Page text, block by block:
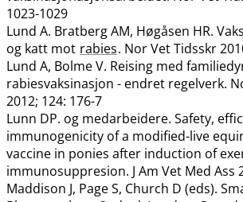
1023-1029
Lund A. Bratberg AM, Høgåsen HR.
og katt mot rabies. Nor Vet Tidsskr
Lund A, Bolme V. Reising med
rabiesvaksinasjon - endret regelverk.
2012; 124: 176-7
Lunn DP. og medarbeidere. Safety,
immunogenicity of a modified-live
vaccine in ponies after induction of
immunosuppresion. J Am Vet Med Ass
Maddison J, Page S, Church D (eds).